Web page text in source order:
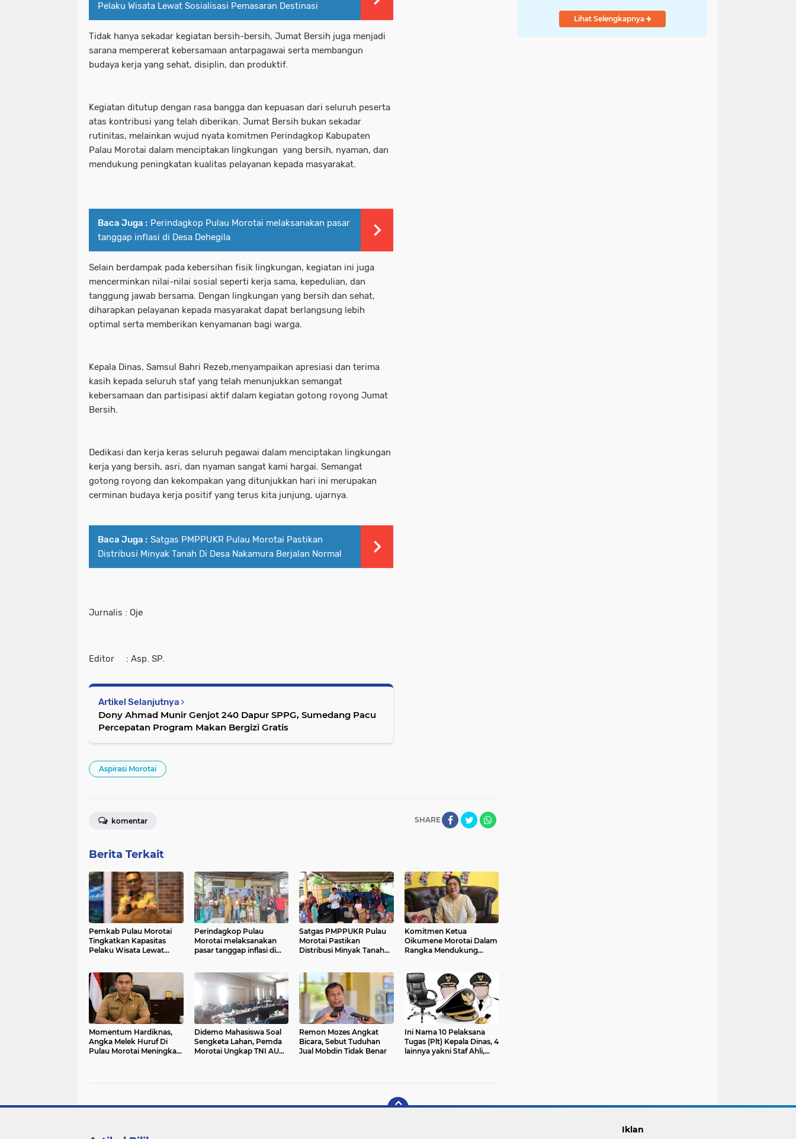
Pelaku Wisata Lewat Sosialisasi Pemasaran Destinasi
Tidak hanya sekadar kegiatan bersih-bersih, Jumat Bersih juga menjadi
sarana mempererat kebersamaan antarpagawai serta membangun
budaya kerja yang sehat, disiplin, dan produktif.
Kegiatan ditutup dengan rasa bangga dan kepuasan dari seluruh peserta
atas kontribusi yang telah diberikan. Jumat Bersih bukan sekadar
rutinitas, melainkan wujud nyata komitmen Perindagkop Kabupaten
Palau Morotai dalam menciptakan lingkungan yang bersih, nyaman, dan
mendukung peningkatan kualitas pelayanan kepada masyarakat.
Baca Juga : Perindagkop Pulau Morotai melaksanakan pasar
tanggap inflasi di Desa Dehegila
Selain berdampak pada kebersihan fisik lingkungan, kegiatan ini juga
mencerminkan nilai-nilai sosial seperti kerja sama, kepedulian, dan
tanggung jawab bersama. Dengan lingkungan yang bersih dan sehat,
diharapkan pelayanan kepada masyarakat dapat berlangsung lebih
optimal serta memberikan kenyamanan bagi warga.
Kepala Dinas, Samsul Bahri Rezeb,menyampaikan apresiasi dan terima
kasih kepada seluruh staf yang telah menunjukkan semangat
kebersamaan dan partisipasi aktif dalam kegiatan gotong royong Jumat
Bersih.
Dedikasi dan kerja keras seluruh pegawai dalam menciptakan lingkungan
kerja yang bersih, asri, dan nyaman sangat kami hargai. Semangat
gotong royong dan kekompakan yang ditunjukkan hari ini merupakan
cerminan budaya kerja positif yang terus kita junjung, ujarnya.
Baca Juga : Satgas PMPPUKR Pulau Morotai Pastikan
Distribusi Minyak Tanah Di Desa Nakamura Berjalan Normal
Jurnalis : Oje
Editor : Asp. SP.
Artikel Selanjutnya
Dony Ahmad Munir Genjot 240 Dapur SPPG, Sumedang Pacu
Percepatan Program Makan Bergizi Gratis
Aspirasi Morotai
SHARE
komentar
Berita Terkait
Pemkab Pulau Morotai
Tingkatkan Kapasitas
Pelaku Wisata Lewat
Perindagkop Pulau
Morotai melaksanakan
pasar tanggap inflasi di
Satgas PMPPUKR Pulau
Morotai Pastikan
Distribusi Minyak Tanah
Komitmen Ketua
Oikumene Morotai Dalam
Rangka Mendukung
Beragama Di Wilayah
Kab. Pulau Morotai
Momentum Hardiknas,
Angka Melek Huruf Di
Pulau Morotai Meningkat
Didemo Mahasiswa Soal
Sengketa Lahan, Pemda
Morotai Ungkap TNI AU
Remon Mozes Angkat
Bicara, Sebut Tuduhan
Jual Mobdin Tidak Benar
Ini Nama 10 Pelaksana
Tugas (Plt) Kepala Dinas, 4
lainnya yakni Staf Ahli,
Sumedang
Lihat Selengkapnya
Iklan